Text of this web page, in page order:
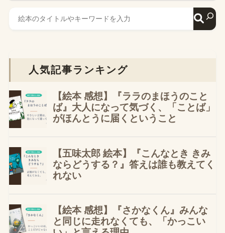
人気記事ランキング